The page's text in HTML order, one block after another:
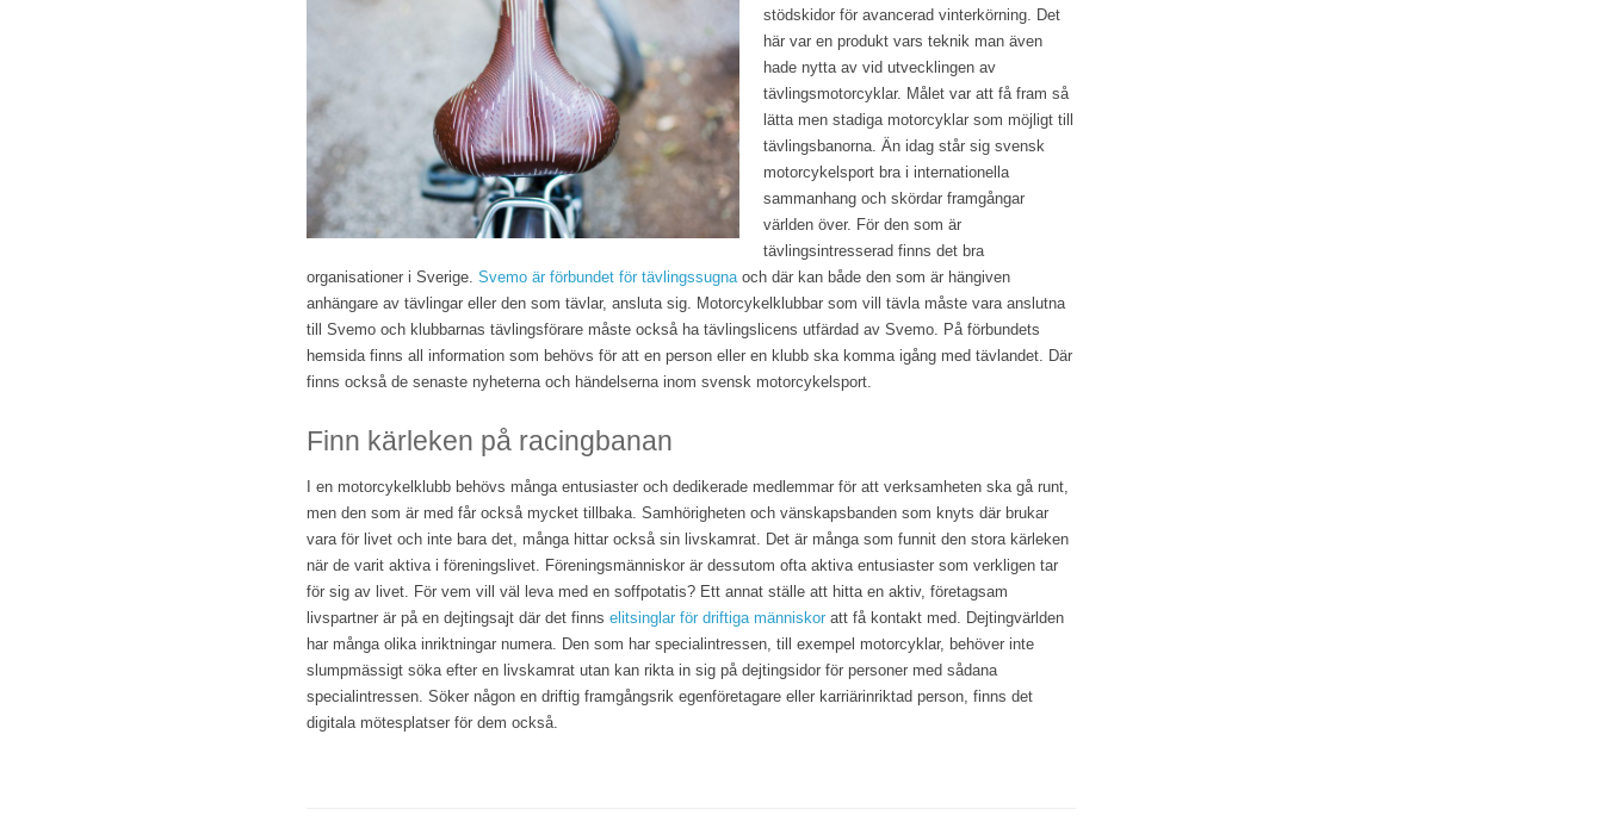
stödskidor för avancerad vinterkörning. Det
här var en produkt vars teknik man även
hade nytta av vid utvecklingen av
tävlingsmotorcyklar. Målet var att få fram så
lätta men stadiga motorcyklar som möjligt till
tävlingsbanorna. Än idag står sig svensk
motorcykelsport bra i internationella
sammanhang och skördar framgångar
världen över. För den som är
tävlingsintresserad finns det bra
organisationer i Sverige. Svemo är förbundet för tävlingssugnaoch där kan både den som är hängiven
anhängare av tävlingar eller den som tävlar, ansluta sig. Motorcykelklubbar som vill tävla måste vara anslutna
till Svemo och klubbarnas tävlingsförare måste också ha tävlingslicens utfärdad av Svemo. På förbundets
hemsida finns all information som behövs för att en person eller en klubb ska komma igång med tävlandet. Där
finns också de senaste nyheterna och händelserna inom svensk motorcykelsport.
Finn kärleken på racingbanan
I en motorcykelklubb behövs många entusiaster och dedikerade medlemmar för att verksamheten ska gå runt,
men den som är med får också mycket tillbaka. Samhörigheten och vänskapsbanden som knyts där brukar
vara för livet och inte bara det, många hittar också sin livskamrat. Det är många som funnit den stora kärleken
när de varit aktiva i föreningslivet. Föreningsmänniskor är dessutom ofta aktiva entusiaster som verkligen tar
för sig av livet. För vem vill väl leva med en soffpotatis? Ett annat ställe att hitta en aktiv, företagsam
livspartner är på en dejtingsajt där det finns elitsinglar för driftiga människor att få kontakt med. Dejtingvärlden
har många olika inriktningar numera. Den som har specialintressen, till exempel motorcyklar, behöver inte
slumpmässigt söka efter en livskamrat utan kan rikta in sig på dejtingsidor för personer med sådana
specialintressen. Söker någon en driftig framgångsrik egenföretagare eller karriärinriktad person, finns det
digitala mötesplatser för dem också.